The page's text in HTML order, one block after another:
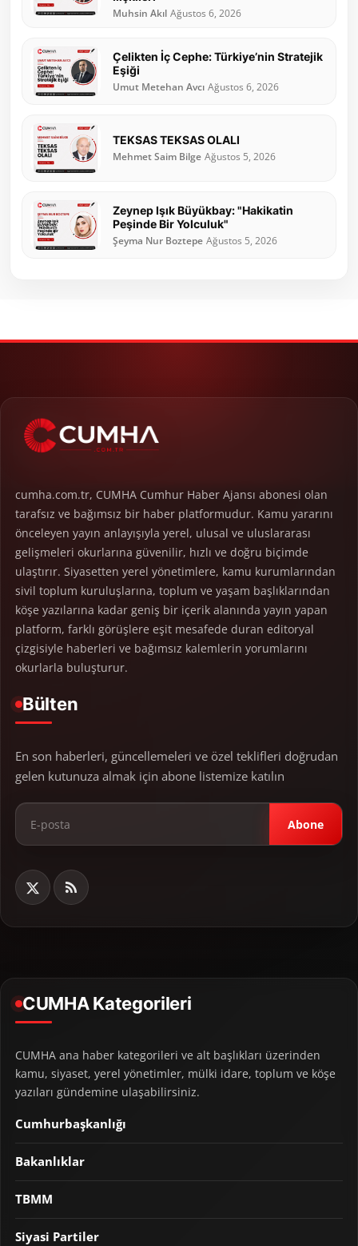
Muhsin Akıl Ağustos 6, 2026
Çelikten İç Cephe: Türkiye’nin Stratejik
Eşiği
Umut Metehan Avcı Ağustos 6, 2026
TEKSAS TEKSAS OLALI
Mehmet Saim Bilge Ağustos 5, 2026
Zeynep Işık Büyükbay: "Hakikatin
Peşinde Bir Yolculuk"
Şeyma Nur Boztepe Ağustos 5, 2026
cumha.com.tr, CUMHA Cumhur Haber Ajansı abonesi olan
tarafsız ve bağımsız bir haber platformudur. Kamu yararını
önceleyen yayın anlayışıyla yerel, ulusal ve uluslararası
gelişmeleri okurlarına güvenilir, hızlı ve doğru biçimde
ulaştırır. Siyasetten yerel yönetimlere, kamu kurumlarından
sivil toplum kuruluşlarına, toplum ve yaşam başlıklarından
köşe yazılarına kadar geniş bir içerik alanında yayın yapan
platform, farklı görüşlere eşit mesafede duran editoryal
çizgisiyle haberleri ve bağımsız kalemlerin yorumlarını
okurlarla buluşturur.
Bülten
En son haberleri, güncellemeleri ve özel teklifleri doğrudan
gelen kutunuza almak için abone listemize katılın
Abone
CUMHA Kategorileri
CUMHA ana haber kategorileri ve alt başlıkları üzerinden
kamu, siyaset, yerel yönetimler, mülki idare, toplum ve köşe
yazıları gündemine ulaşabilirsiniz.
Cumhurbaşkanlığı
Bakanlıklar
TBMM
Siyasi Partiler